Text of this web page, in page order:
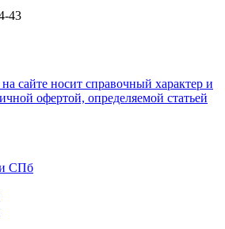
43
сайте носит справочный характер и
офертой, определяемой статьей
СПб